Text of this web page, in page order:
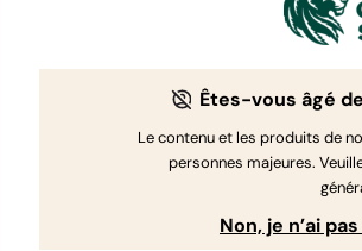
Êtes-vous âgé
Le contenu et les produits de
personnes majeures.
Non, je n’ai